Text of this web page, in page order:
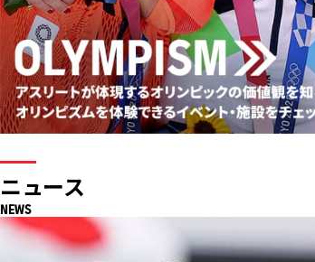
ニュース
NEWS